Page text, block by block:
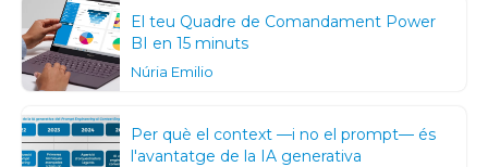
El teu Quadre de Comandament Power
BI en 15 minuts
Núria Emilio
Per què el context —i no el prompt— és
l'avantatge de la IA generativa